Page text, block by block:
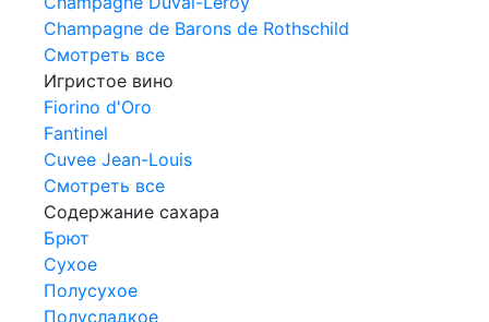
Champagne de Barons de Rothschild
Смотреть все
Игристое вино
Fiorino d'Oro
Fantinel
Cuvee Jean-Louis
Смотреть все
Содержание сахара
Брют
Сухое
Полусухое
Полусладкое